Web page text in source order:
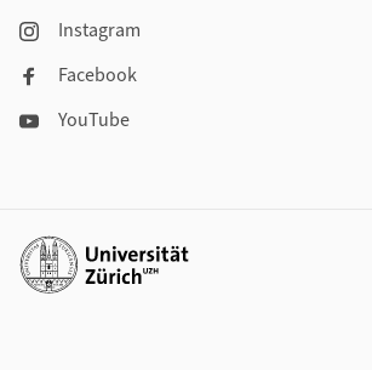
Instagram
Facebook
YouTube
Weiterführende Links